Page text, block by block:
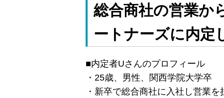
総合商社の営業か
ートナーズに内定
■内定者Uさんのプロフィール
・25歳、男性、関西学院大学卒
・新卒で総合商社に入社し営業を